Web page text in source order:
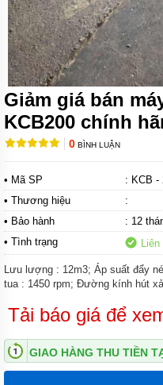
BƠM DÙNG
KHÍ NÉN
MARATHON
BƠM
DÙNG
KHÍ
NÉN
TDS
KHÍ NÉN
YAMADA
BƠM
DÙNG
NÉN
HY
BƠM
DÙNG
NÉN
GODO
Giảm giá bán
KCB200 chính
0 BÌNH LUẬN
• Mã SP
: KCB -
• Thương hiệu
:
• Bảo hành
: 12
• Tình trạng
Liên
Lưu lượng : 12m3; Áp suất đẩy
tua : 1450 rpm; Đường kính hút
Tải báo giá để
GIAO HÀNG THU TIỀN